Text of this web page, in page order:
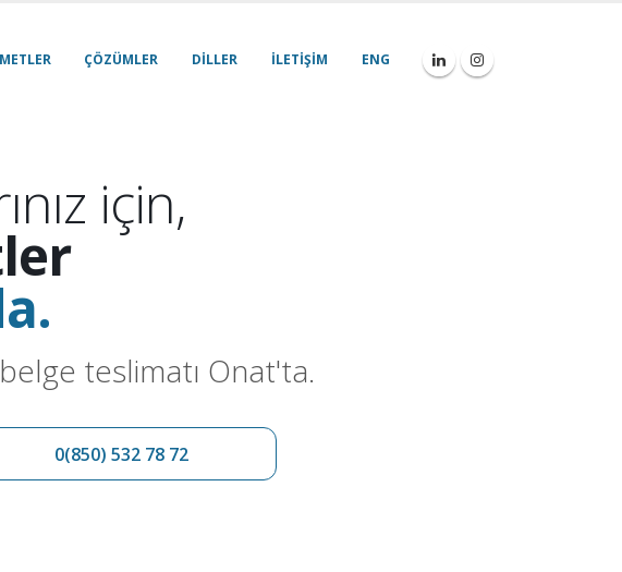
ÇÖZÜMLER DILLER İLETIŞIM ENG
için,
belge teslimatı Onat'ta.
0(850) 532 78 72